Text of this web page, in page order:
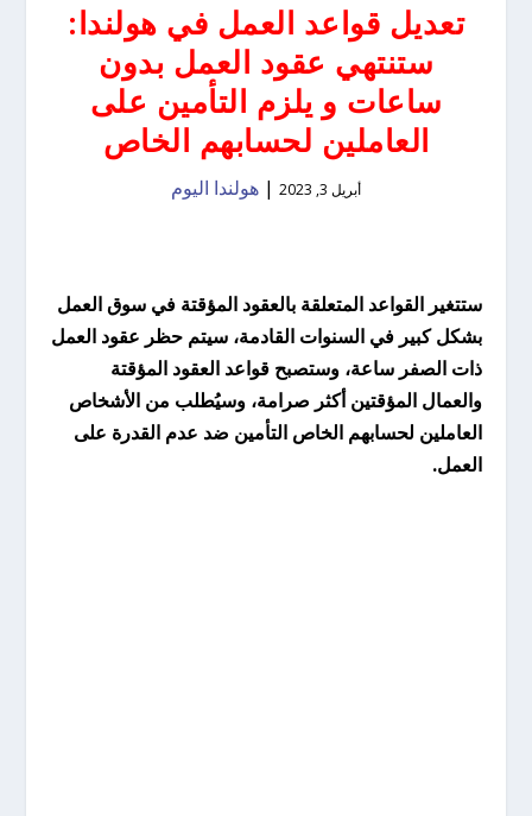
تعديل قواعد العمل في هولندا:
ستنتهي عقود العمل بدون
ساعات و يلزم التأمين على
العاملين لحسابهم الخاص
أبريل 3, 2023 | هولندا اليوم
ستتغير القواعد المتعلقة بالعقود المؤقتة في سوق العمل
بشكل كبير في السنوات القادمة، سيتم حظر عقود العمل
ذات الصفر ساعة، وستصبح قواعد العقود المؤقتة
والعمال المؤقتين أكثر صرامة، وسيُطلب من الأشخاص
العاملين لحسابهم الخاص التأمين ضد عدم القدرة على
العمل.